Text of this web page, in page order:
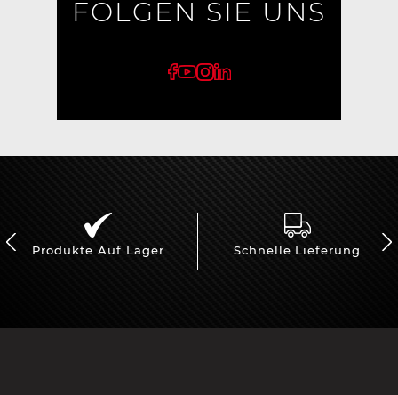
FOLGEN SIE UNS
Produkte Auf Lager Schnelle Lieferung